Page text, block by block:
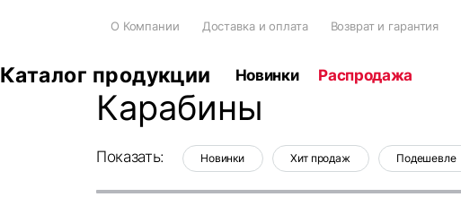
Каталог продукции Новинки Распродажа
О Компании Доставка и оплата Возврат и гарантия
Карабины
Показать: Новинки Хит продаж Подешевле